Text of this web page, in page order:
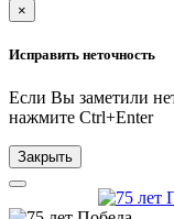
×
Исправить неточность
Если Вы заметили
нажмите Ctrl+Enter
Закрыть